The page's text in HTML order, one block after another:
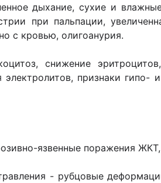
дыхание, сухие и
при пальпации,
с кровью, олигоанурия.
снижение
признаки гипо-
язвенные поражения
- рубцовые